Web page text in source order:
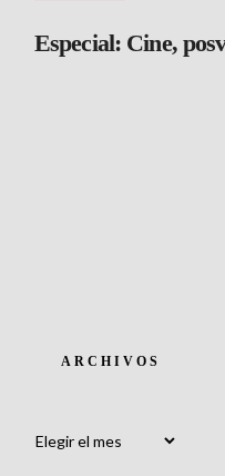
Especial: Cine,
ARCHIVOS